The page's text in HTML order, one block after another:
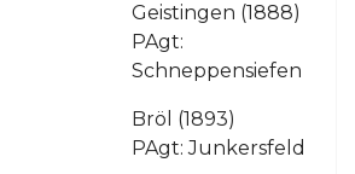
Geistingen (1888)
PAgt:
Schneppensiefen
Bröl (1893)
PAgt: Junkersfeld